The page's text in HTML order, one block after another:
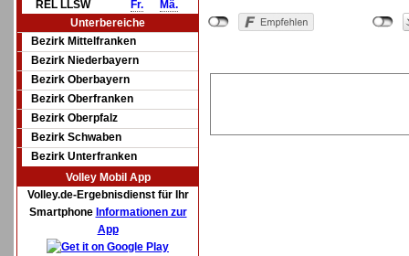
REL LLSW
Fr.
Mä.
Unterbereiche
Bezirk Mittelfranken
Bezirk Niederbayern
Bezirk Oberbayern
Bezirk Oberfranken
Bezirk Oberpfalz
Bezirk Schwaben
Bezirk Unterfranken
Volley Mobil App
Volley.de-Ergebnisdienst für Ihr
Smartphone Informationen zur
App